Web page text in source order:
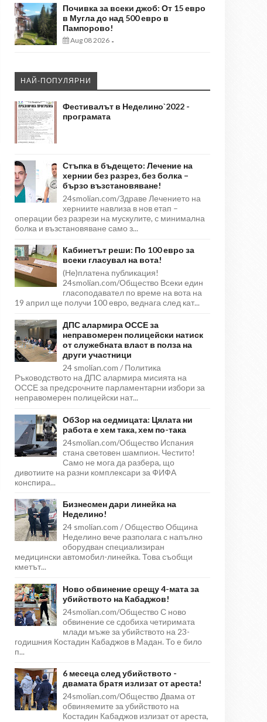
Почивка за всеки джоб: От 15 евро
в Мугла до над 500 евро в
Пампорово!
Aug 08 2026 -
НАЙ-ПОПУЛЯРНИ
Фестивалът в Неделино`2022 -
програмата
Стъпка в бъдещето: Лечение на
хернии без разрез, без болка –
бързо възстановяване!
24smolian.com/Здраве Лечението на
херниите навлиза в нов етап –
операции без разрези на мускулите, с минимална
болка и възстановяване само з...
Кабинетът реши: По 100 евро за
всеки гласувал на вота!
(Не)платена публикация!
24smolian.com/Общество Всеки един
гласоподавател по време на вота на
19 април ще получи 100 евро, веднага след кат...
ДПС алармира ОССЕ за
неправомерен полицейски натиск
от служебната власт в полза на
други участници
24 smolian.com / Политика
Ръководството на ДПС алармира мисията на
ОССЕ за предсрочните парламентарни избори за
неправомерен полицейски нат...
ОбЗор на седмицата: Цялата ни
работа е хем така, хем по-така
24smolian.com/Общество Испания
стана световен шампион. Честито!
Само не мога да разбера, що
дивотиите на разни комплексари за ФИФА
конспира...
Бизнесмен дари линейка на
Неделино!
24 smolian.com / Общество Община
Неделино вече разполага с напълно
оборудван специализиран
медицински автомобил-линейка. Това съобщи
кметът...
Ново обвинение срещу 4-мата за
убийството на Кабаджов!
24smolian.com/Общество С ново
обвинение се сдобиха четиримата
млади мъже за убийството на 23-
годишния Костадин Кабаджов в Мадан. То е било
п...
6 месеца след убийството -
двамата братя излизат от ареста!
24smolian.com/Общество Двама от
обвиняемите за убийството на
Костадин Кабаджов излизат от ареста,